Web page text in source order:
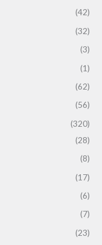
(42)
(32)
(3)
(1)
(62)
(56)
(320)
(28)
(8)
(17)
(6)
(7)
(23)